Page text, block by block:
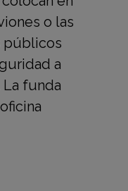
o las
públicos
a
La funda